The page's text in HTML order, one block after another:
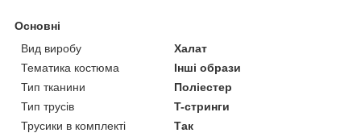
Основні
Вид виробу
Халат
Тематика костюма
Інші образи
Тип тканини
Поліестер
Тип трусів
T-стринги
Трусики в комплекті
Так